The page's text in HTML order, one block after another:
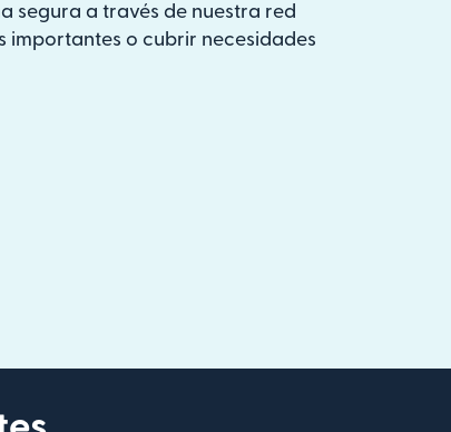
segura a través de nuestra red
o cubrir necesidades